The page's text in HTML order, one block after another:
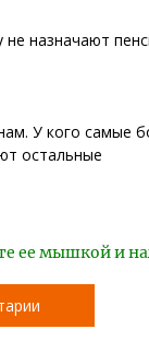
назначают
У кого самые
остальные
ее мышкой и